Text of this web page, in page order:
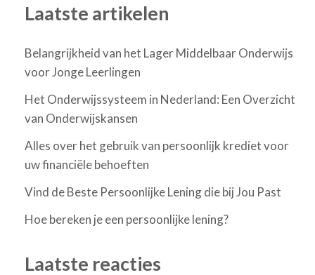
Laatste artikelen
Belangrijkheid van het Lager Middelbaar Onderwijs
voor Jonge Leerlingen
Het Onderwijssysteem in Nederland: Een Overzicht
van Onderwijskansen
Alles over het gebruik van persoonlijk krediet voor
uw financiële behoeften
Vind de Beste Persoonlijke Lening die bij Jou Past
Hoe bereken je een persoonlijke lening?
Laatste reacties